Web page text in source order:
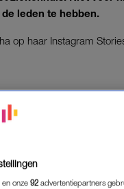
leden te hebben.
op haar Instagram
al een paar dagen ziek.
moeder toch maar
na het eerste bezoek
te snel ademde en
en onze92 advertentiepartners